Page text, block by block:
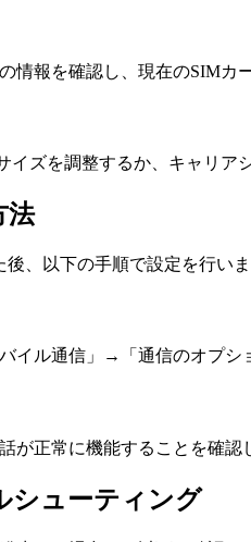
情報を確認し、現在のSIMカ
イズを調整するか、キャリア
法
後、以下の手順で設定を行い
バイル通信」→「通信のオプ
が正常に機能することを確認
シューティング